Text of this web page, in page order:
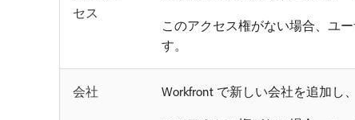
セス
このアクセス権がない場合、ユ
す。
会社 Workfront で新しい会社を追加し